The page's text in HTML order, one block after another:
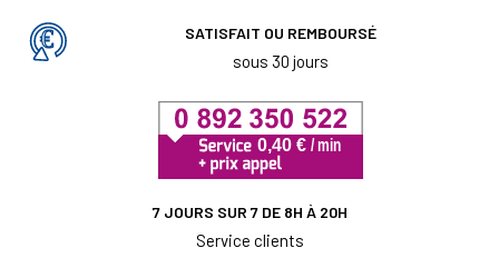
SATISFAIT OU REMBOURSÉ
sous 30 jours
7 JOURS SUR 7 DE 8H À 20H
Service clients